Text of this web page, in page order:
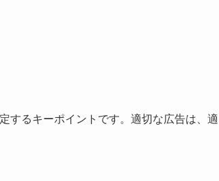
するキーポイントです。適切な広告は、適